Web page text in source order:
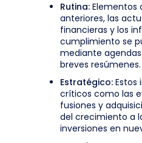
Rutina: Elementos
anteriores, las
financieras y los
cumplimiento se
mediante
breves resúmenes.
Estratégico: Estos
críticos como las
fusiones y
del crecimiento a
inversiones en